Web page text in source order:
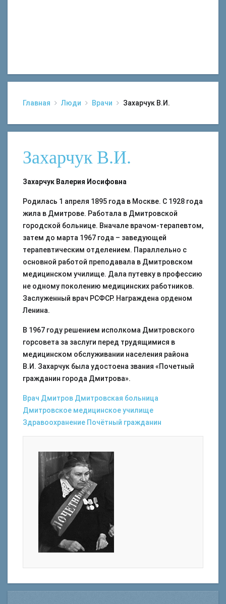
Главная Люди Врачи Захарчук В.И.
Захарчук В.И.
Захарчук Валерия Иосифовна
Родилась 1 апреля 1895 года в Москве. С 1928 года
жила в Дмитрове. Работала в Дмитровской
городской больнице. Вначале врачом-терапевтом,
затем до марта 1967 года – заведующей
терапевтическим отделением. Параллельно с
основной работой преподавала в Дмитровском
медицинском училище. Дала путевку в профессию
не одному поколению медицинских работников.
Заслуженный врач РСФСР. Награждена орденом
Ленина.
В 1967 году решением исполкома Дмитровского
горсовета за заслуги перед трудящимися в
медицинском обслуживании населения района
В.И. Захарчук была удостоена звания «Почетный
гражданин города Дмитрова».
Врач Дмитров Дмитровская больница
Дмитровское медицинское училище
Здравоохранение Почётный гражданин